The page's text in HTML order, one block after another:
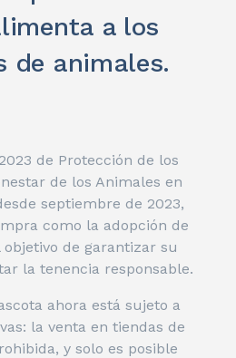
a los
de animales.
de Protección de los
de los Animales en
septiembre de 2023,
como la adopción de
de garantizar su
la tenencia responsable.
ahora está sujeto a
la venta en tiendas de
y solo es posible